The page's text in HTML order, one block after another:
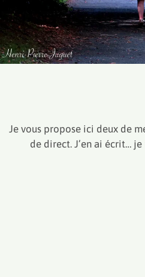
Je vous propose ici deux de
de direct. J’en ai écrit…